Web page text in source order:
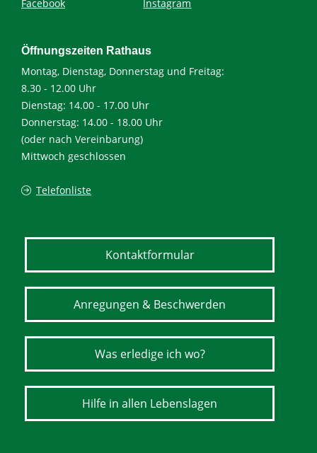
Facebook
Instagram
Öffnungszeiten Rathaus
Montag, Dienstag, Donnerstag und Freitag:
8.30 - 12.00 Uhr
Dienstag: 14.00 - 17.00 Uhr
Donnerstag: 14.00 - 18.00 Uhr
(oder nach Vereinbarung)
Mittwoch geschlossen
Telefonliste
Kontaktformular
Anregungen & Beschwerden
Was erledige ich wo?
Hilfe in allen Lebenslagen